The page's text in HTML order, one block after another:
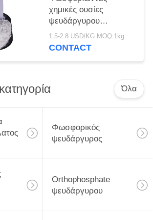
χημικές ουσίες
ψευδάργυρου
ΠΡΟΣΙΤΟΤΗΤΑΣ
τυποποιημένες,
φωσφορικού άλατος
1.5-2.8 USD/KG MOQ:1kg
CONTACT
Όλα
Φωσφορικός
ψευδάργυρος
Orthophosphate
ψευδάργυρου